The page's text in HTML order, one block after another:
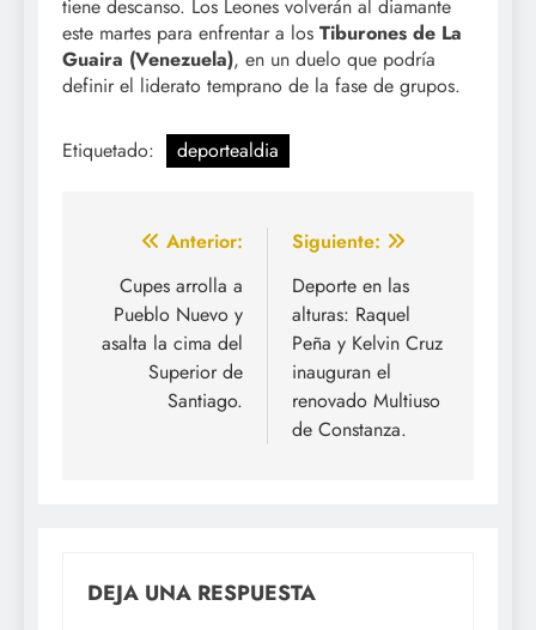
tiene descanso. Los Leones volverán al diamante
este martes para enfrentar a los Tiburones de La
Guaira (Venezuela), en un duelo que podría
definir el liderato temprano de la fase de grupos.
Etiquetado: deportealdia
Navegación
entradas
Anterior:
Cupes arrolla a
Pueblo Nuevo y
asalta la cima del
Superior de
Santiago.
Siguiente:
Deporte en las
alturas: Raquel
Peña y Kelvin Cruz
inauguran el
renovado Multiuso
de Constanza.
DEJA UNA RESPUESTA